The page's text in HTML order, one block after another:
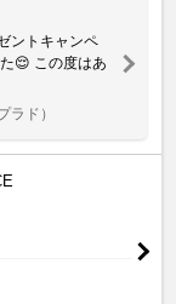
ントキャンペ
😌 この度はあ
ラド）